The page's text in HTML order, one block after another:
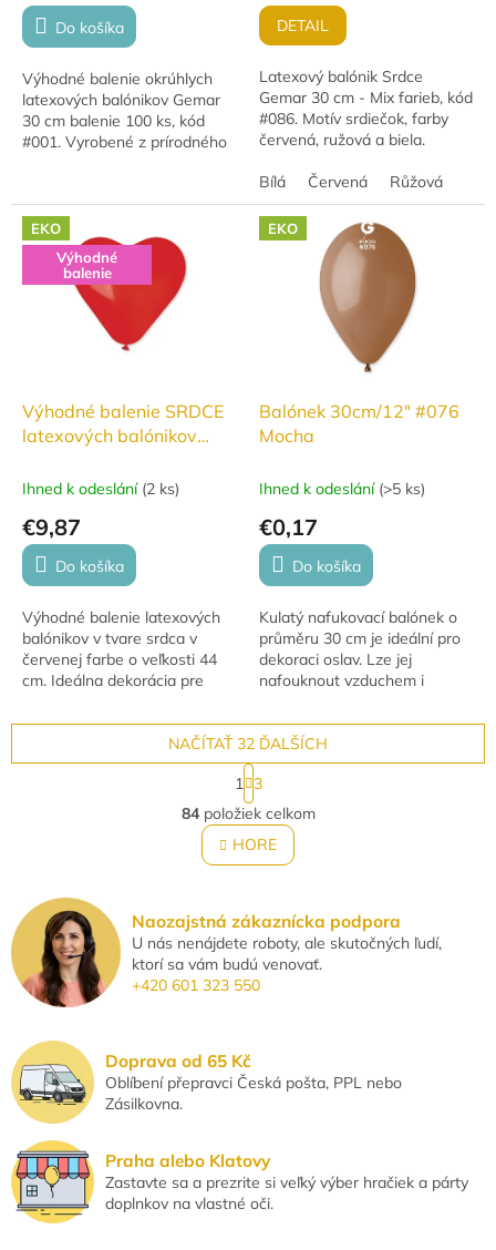
Do košíka
Výhodné balenie okrúhlych
latexových balónikov Gemar
30 cm balenie 100 ks, kód
#001. Vyrobené z prírodného
nafukovať vzduchom...
DETAIL
Latexový balónik Srdce
Gemar 30 cm - Mix farieb, kód
#086. Motív srdiečok, farby
červená, ružová a biela.
vhodné na nafukovanie
vzduchom aj héliom....
Bílá Červená Růžová
EKO
Výhodné
balenie
Výhodné balenie SRDCE
latexových balónikov
#045
Ihned k odeslání (2 ks)
€9,87
Do košíka
Výhodné balenie latexových
balónikov v tvare srdca v
červenej farbe o veľkosti 44
cm. Ideálna dekorácia pre
oslavy. Vhodné na nafúknutie
EKO
Balónek 30cm/12" #076
Mocha
Ihned k odeslání (>5 ks)
€0,17
Do košíka
Kulatý nafukovací balónek o
průměru 30 cm je ideální pro
dekoraci oslav. Lze jej
nafouknout vzduchem i
vzduchem se často využívá v
dekoracích. Při...
O
v
l
á
a
c
i
e
p
k
y
i
s
u
NAČÍTAŤ 32 ĎALŠÍCH
S
t
r
á
n
k
a
n
i
e
1 3
84položiek celkom
HORE
Naozajstná zákaznícka podpora
U nás nenájdete roboty, ale skutočných ľudí,
ktorí sa vám budú venovať.
+420 601 323 550
Doprava od 65 Kč
Oblíbení přepravci Česká pošta, PPL nebo
Zásilkovna.
Praha alebo Klatovy
Zastavte sa a prezrite si veľký výber hračiek a párty
doplnkov na vlastné oči.